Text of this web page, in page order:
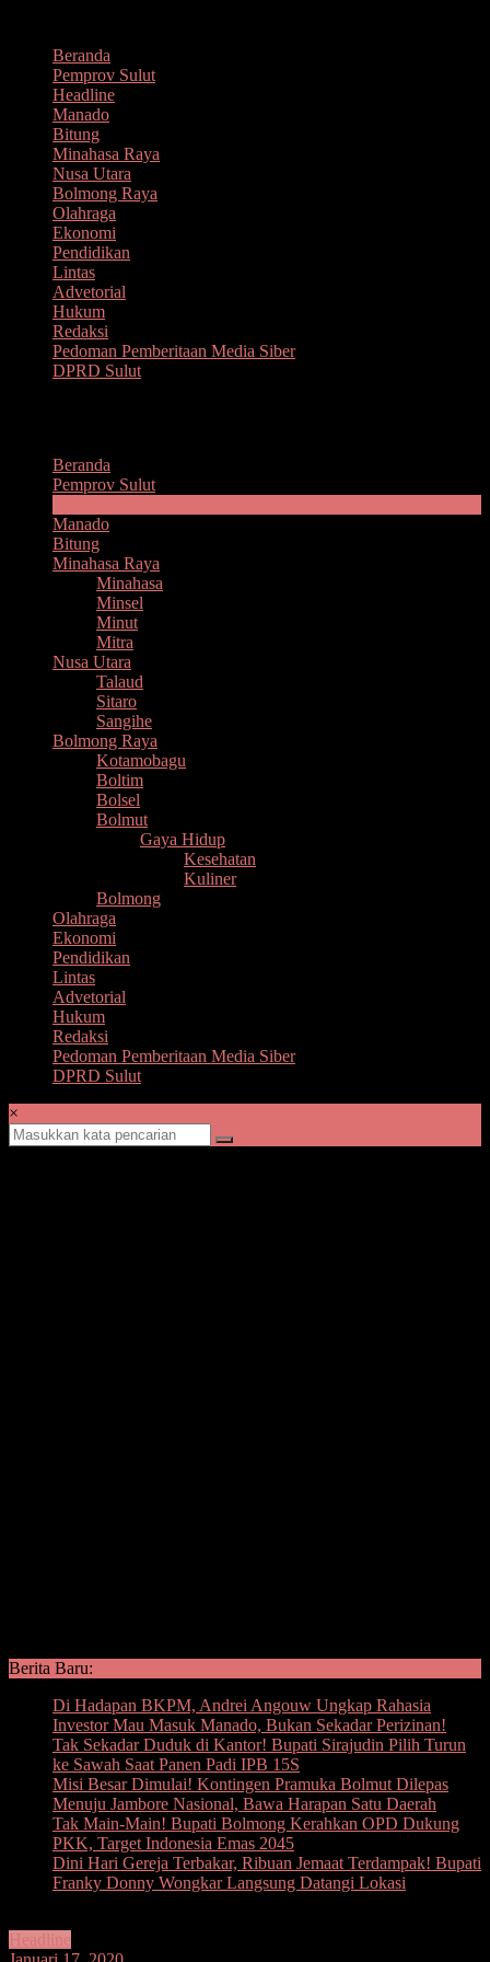
kontenBeranda
Pemprov Sulut
Headline
Manado
Bitung
Minahasa Raya
Nusa Utara
Bolmong Raya
Olahraga
Ekonomi
Pendidikan
Lintas
Advetorial
Hukum
Redaksi
Pedoman Pemberitaan Media Siber
DPRD Sulut
Beranda
Pemprov Sulut
Manado
Bitung
Minahasa Raya
Minahasa
Minsel
Minut
Mitra
Nusa Utara
Talaud
Sitaro
Sangihe
Bolmong Raya
Kotamobagu
Boltim
Bolsel
Bolmut
Gaya Hidup
Kesehatan
Kuliner
Bolmong
Olahraga
Ekonomi
Pendidikan
Lintas
Advetorial
Hukum
Redaksi
Pedoman Pemberitaan Media Siber
DPRD Sulut
×
Berita Baru:
Di Hadapan BKPM, Andrei Angouw Ungkap Rahasia
Investor Mau Masuk Manado, Bukan Sekadar Perizinan!
Tak Sekadar Duduk di Kantor! Bupati Sirajudin Pilih Turun
ke Sawah Saat Panen Padi IPB 15S
Misi Besar Dimulai! Kontingen Pramuka Bolmut Dilepas
Menuju Jambore Nasional, Bawa Harapan Satu Daerah
Tak Main-Main! Bupati Bolmong Kerahkan OPD Dukung
PKK, Target Indonesia Emas 2045
Dini Hari Gereja Terbakar, Ribuan Jemaat Terdampak! Bupati
Franky Donny Wongkar Langsung Datangi Lokasi
Headline